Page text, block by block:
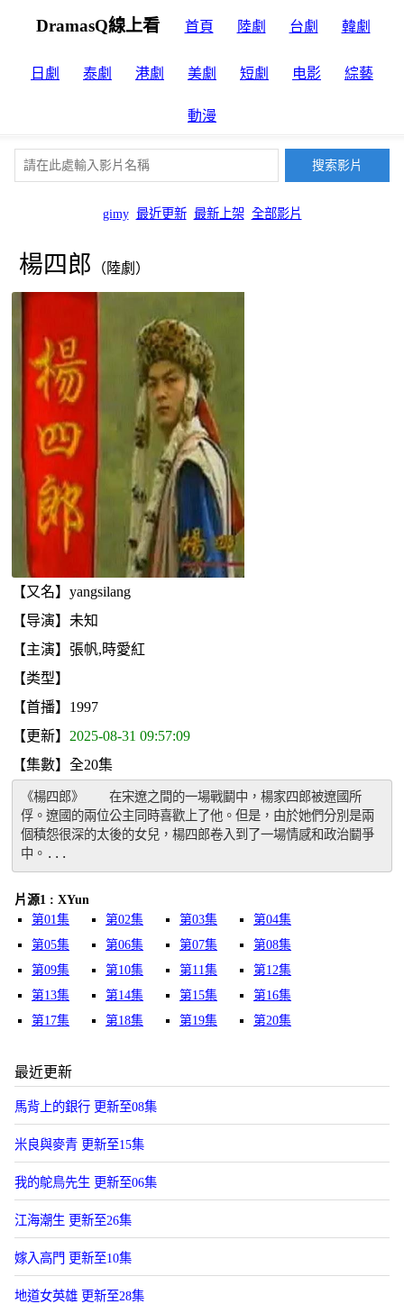
DramasQ線上看 首頁 陸劇 台劇 韓劇
日劇 泰劇 港劇 美劇 短劇 电影 綜藝
動漫
gimy 最近更新 最新上架 全部影片
楊四郎 （陸劇）
【又名】yangsilang
【导演】未知
【主演】張帆,時愛紅
【类型】
【首播】1997
【更新】 2025-08-31 09:57:09
【集數】全20集
《楊四郎》　　在宋遼之間的一場戰鬭中，楊家四郎被遼國所
俘。遼國的兩位公主同時喜歡上了他。但是，由於她們分別是兩
個積怨很深的太後的女兒，楊四郎卷入到了一場情感和政治鬭爭
中。...
片源1 : XYun
第01集
第02集 第03集
第04集
第05集
第06集 第07集
第08集
第09集
第10集 第11集
第12集
第13集
第14集 第15集
第16集
第17集
第18集 第19集 第20集
最近更新
馬背上的銀行 更新至08集
米良與麥青 更新至15集
我的鴕鳥先生 更新至06集
江海潮生 更新至26集
嫁入高門 更新至10集
地道女英雄 更新至28集